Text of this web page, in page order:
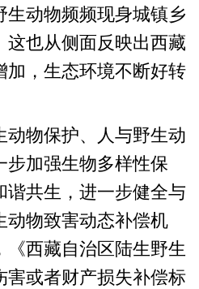
动物频频现身城镇乡
这也从侧面反映出西藏
加，生态环境不断好转
物保护、人与野生动
步加强生物多样性保
谐共生，进一步健全与
动物致害动态补偿机
《西藏自治区陆生野生
害或者财产损失补偿标